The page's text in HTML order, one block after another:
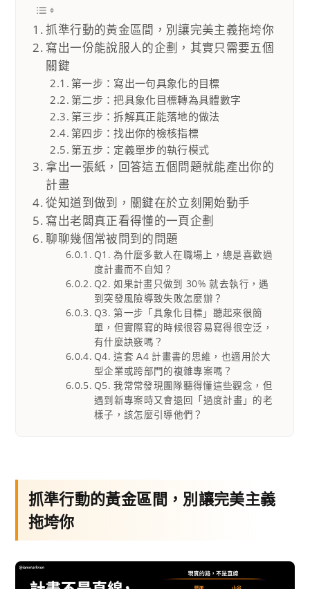
抓準行動的黃金區間，別讓完美主義拖垮你
寫出一份能說服人的企劃，其實只需要五個
關鍵
第一步：寫出一句具象化的目標
第二步：把具象化目標轉為具體數字
第三步：拆解真正能落地的做法
第四步：找出你的檢核指標
第五步：定義單步的執行模式
拿出一張紙，回答這五個問題就能產出你的
計畫
從知道到做到，關鍵在於立刻開始動手
寫出老闆真正看得懂的一頁企劃
聊聊幾個常被問到的問題
Q1. 為什麼多數人在職場上，總是喜歡過
度計畫而不自知？
Q2. 如果計畫只做到 30% 就去執行，遇
到突發風險導致失敗怎麼辦？
Q3. 第一步「具象化目標」聽起來很簡
單，但實際寫的時候很容易寫得很空泛，
有什麼訣竅嗎？
Q4. 這套 A4 計畫書的思維，也適用於大
型企業或跨部門的複雜專案嗎？
Q5. 我常常發現團隊聽得懂這些觀念，但
遇到新專案時又會退回「過度計畫」的老
樣子，該怎麼引導他們？
抓準行動的黃金區間，別讓完美主義
拖垮你